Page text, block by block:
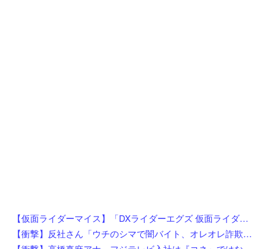
【仮面ライダーマイス】「DXライダーエグズ 仮面ライダーストア東京セット」仮面ライダーストアで発売決定
【衝撃】反社さん「ウチのシマで闇バイト、オレオレ詐欺、強盗する奴らぶっ○す」←これw w w w w w w